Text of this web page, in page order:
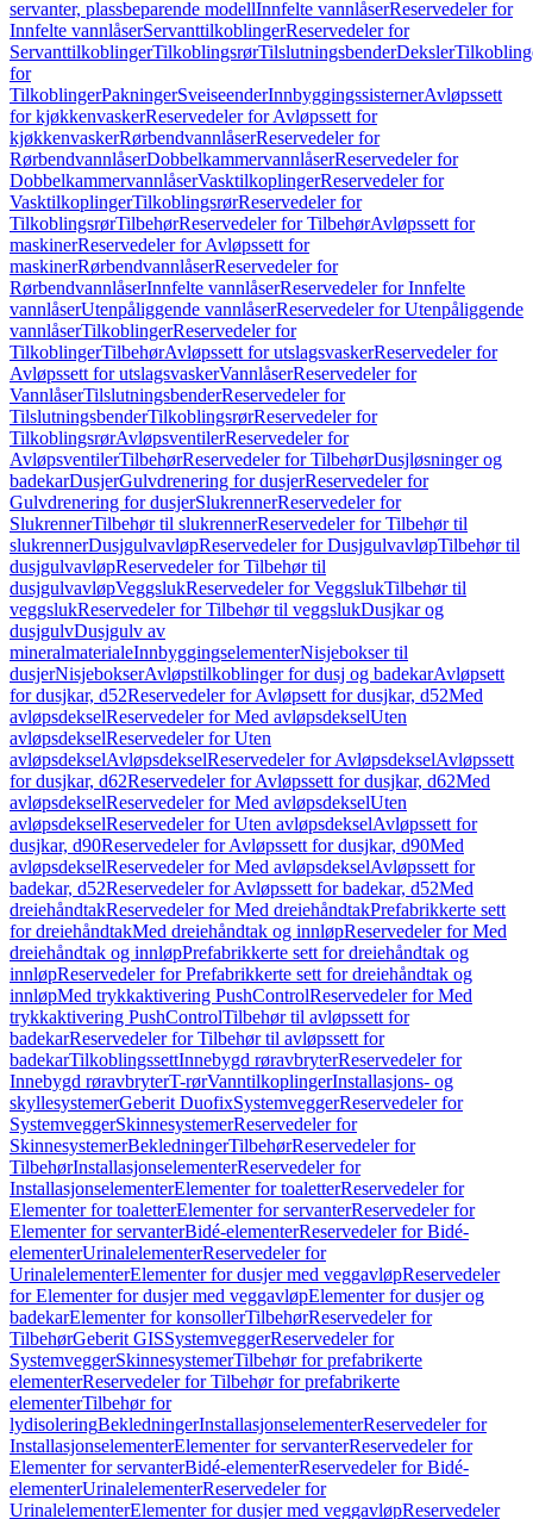
servanter, plassbeparende modellInnfelte vannlåserReservedeler for
Innfelte vannlåserServanttilkoblingerReservedeler for
ServanttilkoblingerTilkoblingsrørTilslutningsbenderDeksler
for
TilkoblingerPakningerSveiseenderInnbyggingssisternerAvløpssett
for kjøkkenvaskerReservedeler for Avløpssett for
kjøkkenvaskerRørbendvannlåserReservedeler for
RørbendvannlåserDobbelkammervannlåserReservedeler for
DobbelkammervannlåserVasktilkoplingerReservedeler for
VasktilkoplingerTilkoblingsrørReservedeler for
TilkoblingsrørTilbehørReservedeler for TilbehørAvløpssett for
maskinerReservedeler for Avløpssett for
maskinerRørbendvannlåserReservedeler for
RørbendvannlåserInnfelte vannlåserReservedeler for Innfelte
vannlåserUtenpåliggende vannlåserReservedeler for Utenpåliggende
vannlåserTilkoblingerReservedeler for
TilkoblingerTilbehørAvløpssett for utslagsvaskerReservedeler for
Avløpssett for utslagsvaskerVannlåserReservedeler for
VannlåserTilslutningsbenderReservedeler for
TilslutningsbenderTilkoblingsrørReservedeler for
TilkoblingsrørAvløpsventilerReservedeler for
AvløpsventilerTilbehørReservedeler for TilbehørDusjløsninger og
badekarDusjerGulvdrenering for dusjerReservedeler for
Gulvdrenering for dusjerSlukrennerReservedeler for
SlukrennerTilbehør til slukrennerReservedeler for Tilbehør til
slukrennerDusjgulvavløpReservedeler for DusjgulvavløpTilbehør til
dusjgulvavløpReservedeler for Tilbehør til
dusjgulvavløpVeggslukReservedeler for VeggslukTilbehør til
veggslukReservedeler for Tilbehør til veggslukDusjkar og
dusjgulvDusjgulv av
mineralmaterialeInnbyggingselementerNisjebokser til
dusjerNisjebokserAvløpstilkoblinger for dusj og badekarAvløpsett
for dusjkar, d52Reservedeler for Avløpsett for dusjkar, d52Med
avløpsdekselReservedeler for Med avløpsdekselUten
avløpsdekselReservedeler for Uten
avløpsdekselAvløpsdekselReservedeler for AvløpsdekselAvløpssett
for dusjkar, d62Reservedeler for Avløpssett for dusjkar, d62Med
avløpsdekselReservedeler for Med avløpsdekselUten
avløpsdekselReservedeler for Uten avløpsdekselAvløpssett for
dusjkar, d90Reservedeler for Avløpssett for dusjkar, d90Med
avløpsdekselReservedeler for Med avløpsdekselAvløpssett for
badekar, d52Reservedeler for Avløpssett for badekar, d52Med
dreiehåndtakReservedeler for Med dreiehåndtakPrefabrikkerte sett
for dreiehåndtakMed dreiehåndtak og innløpReservedeler for Med
dreiehåndtak og innløpPrefabrikkerte sett for dreiehåndtak og
innløpReservedeler for Prefabrikkerte sett for dreiehåndtak og
innløpMed trykkaktivering PushControlReservedeler for Med
trykkaktivering PushControlTilbehør til avløpssett for
badekarReservedeler for Tilbehør til avløpssett for
badekarTilkoblingssettInnebygd røravbryterReservedeler for
Innebygd røravbryterT-rørVanntilkoplingerInstallasjons- og
skyllesystemerGeberit DuofixSystemveggerReservedeler for
SystemveggerSkinnesystemerReservedeler for
SkinnesystemerBekledningerTilbehørReservedeler for
TilbehørInstallasjonselementerReservedeler for
InstallasjonselementerElementer for toaletterReservedeler for
Elementer for toaletterElementer for servanterReservedeler for
Elementer for servanterBidé-elementerReservedeler for Bidé-
elementerUrinalelementerReservedeler for
UrinalelementerElementer for dusjer med veggavløpReservedeler
for Elementer for dusjer med veggavløpElementer for dusjer og
badekarElementer for konsollerTilbehørReservedeler for
TilbehørGeberit GISSystemveggerReservedeler for
SystemveggerSkinnesystemerTilbehør for prefabrikerte
elementerReservedeler for Tilbehør for prefabrikerte
elementerTilbehør for
lydisoleringBekledningerInstallasjonselementerReservedeler for
InstallasjonselementerElementer for servanterReservedeler for
Elementer for servanterBidé-elementerReservedeler for Bidé-
elementerUrinalelementerReservedeler for
UrinalelementerElementer for dusjer med veggavløpReservedeler